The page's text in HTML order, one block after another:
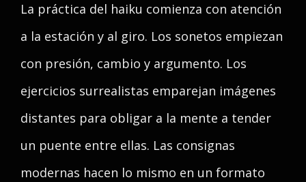
La práctica del haiku comienza con atención
a la estación y al giro. Los sonetos empiezan
con presión, cambio y argumento. Los
ejercicios surrealistas emparejan imágenes
distantes para obligar a la mente a tender
un puente entre ellas. Las consignas
modernas hacen lo mismo en un formato